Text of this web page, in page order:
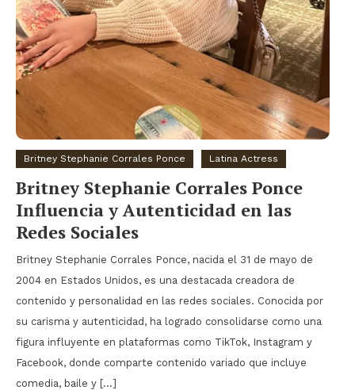
Britney Stephanie Corrales Ponce Latina Actress
Britney Stephanie Corrales Ponce
Influencia y Autenticidad en las
Redes Sociales
Britney Stephanie Corrales Ponce, nacida el 31 de mayo de
2004 en Estados Unidos, es una destacada creadora de
contenido y personalidad en las redes sociales. Conocida por
su carisma y autenticidad, ha logrado consolidarse como una
figura influyente en plataformas como TikTok, Instagram y
Facebook, donde comparte contenido variado que incluye
comedia, baile y […]